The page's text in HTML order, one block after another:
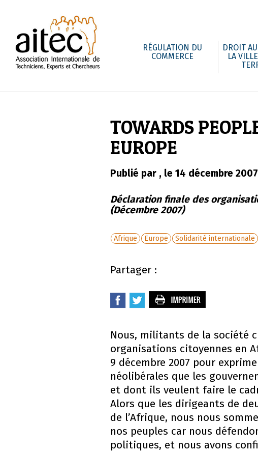
RÉGULATION DU
COMMERCE
DROIT
LA
TOWARDS
EUROPE
Publié par , le 14 décembre
Déclaration finale des
(Décembre 2007)
Afrique Europe Solidarité internationale
Partager :
Nous, militants de la société
organisations citoyennes en
9 décembre 2007 pour
néolibérales que les
et dont ils veulent faire le
Alors que les dirigeants de
de l’Afrique, nous nous
nos peuples car nous
politiques, et nous avons